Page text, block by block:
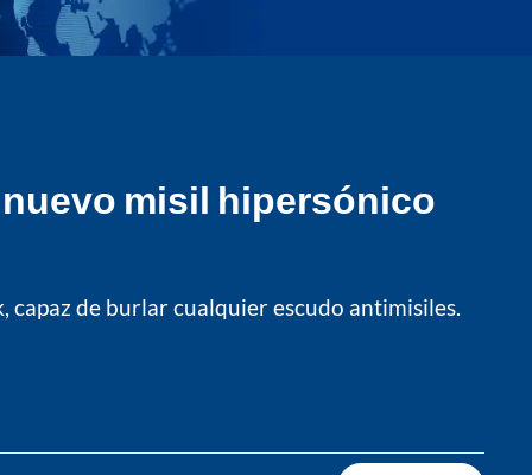
nuevo misil hipersónico
de burlar cualquier escudo antimisiles.